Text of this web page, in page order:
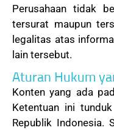
Perusahaan tidak
tersurat maupun
legalitas atas
lain tersebut.
Aturan Hukum
Konten yang ada
Ketentuan ini
Republik Indonesia.